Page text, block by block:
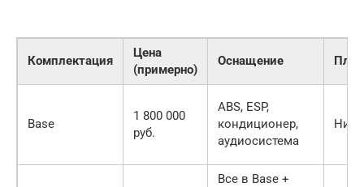
Комплектация
Цена
(примерно)
Оснащение
Base
1 800 000
руб.
ABS, ESP,
кондиционер,
аудиосистема
Все в Base +